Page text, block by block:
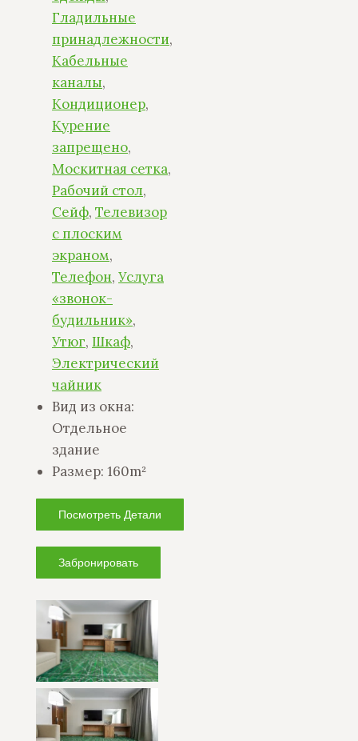
Гладильные
принадлежности,
Кабельные
каналы,
Кондиционер,
Курение
запрещено,
Москитная сетка,
Рабочий стол,
Сейф, Телевизор
с плоским
экраном,
Телефон, Услуга
«звонок-
будильник»,
Утюг, Шкаф,
Электрический
чайник
Вид из окна:
Отдельное
здание
Размер: 160m²
Посмотреть Детали
Забронировать